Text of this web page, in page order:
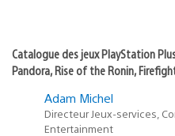
Catalogue des jeux PlayStation
Pandora, Rise of the Ronin,
Adam Michel
Directeur Jeux-services,
Entertainment